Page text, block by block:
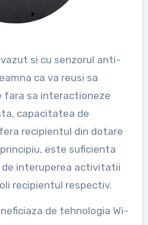
si cu senzorul anti-
ca va reusi sa
fara sa interactioneze
capacitatea de
recipientul din dotare
este suficienta
de interuperea activitatii
recipientul respectiv.
de tehnologia Wi-